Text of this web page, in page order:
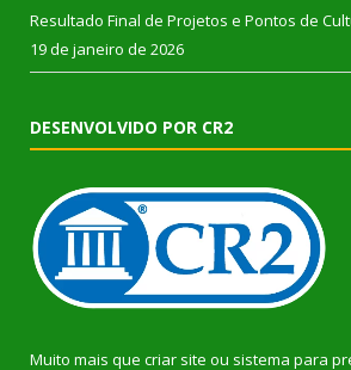
Resultado Final de Projetos e Pontos de
19 de janeiro de 2026
DESENVOLVIDO POR CR2
Muito mais que criar site ou sistema para